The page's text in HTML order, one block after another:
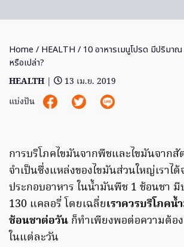
Home / HEALTH / 10 อาหารเมนูโปรด มีปริมา
หรือเปล่า?
HEALTH |
13 เม.ย. 2019
แบ่งปัน
การบริโภคไขมันจากพืชและไขมันจากสั
จำเป็นซึ่งแหล่งของไขมันส่วนใหญ่เราไ
ประกอบอาหาร ในน้ำมันพืช 1 ช้อนชา
130 แคลอรี่ โดยเฉลี่ยเราควรบริโภคน้
ช้อนชาต่อวัน ก็ทำเพียงพอต่อความต้อ
ในแต่ละวัน